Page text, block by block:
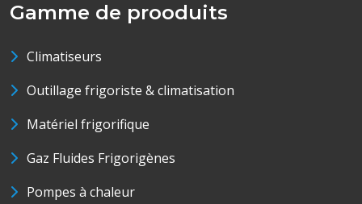
Gamme de prooduits
Climatiseurs
Outillage frigoriste & climatisation
Matériel frigorifique
Gaz Fluides Frigorigènes
Pompes à chaleur